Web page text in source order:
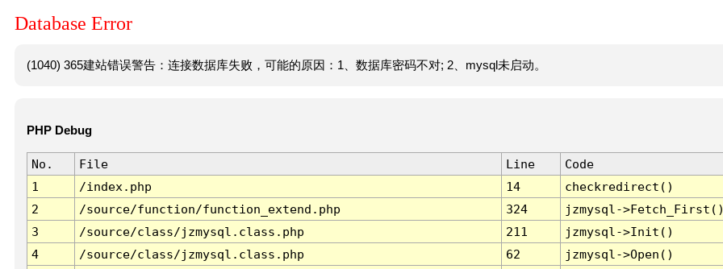
Database Error
(1040) 365建站错误警告：连接数据库失败，可能的原因：1、数据库密码不对; 2、mysql未启动。
PHP Debug
No. File Line
Code
1
/index.php 14
checkredirect()
2
/source/function/function_extend.php 324
jzmysql-
3
/source/class/jzmysql.class.php 211
jzmysql->Init()
4
/source/class/jzmysql.class.php 62
jzmysql->Open()